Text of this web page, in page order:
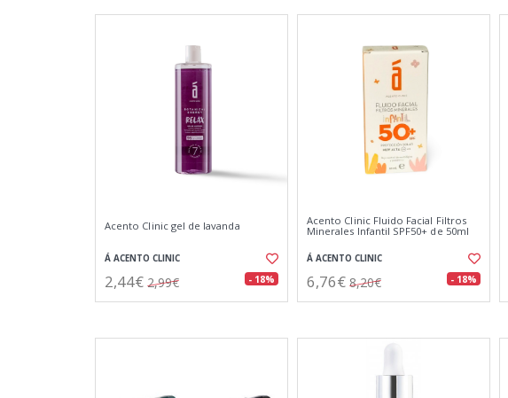
Acento Clinic gel de lavanda
Á ACENTO CLINIC
2,44€ 2,99€ - 18%
Acento Clinic Fluido Facial Filtros
Minerales Infantil SPF50+ de 50ml
Á ACENTO CLINIC
6,76€ 8,20€ - 18%